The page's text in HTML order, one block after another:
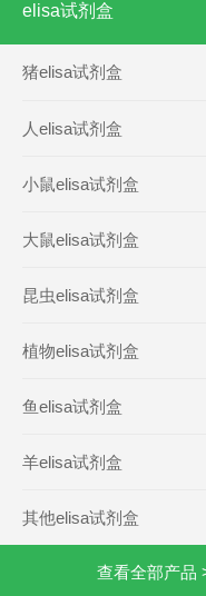
elisa试剂盒
猪elisa试剂盒
人elisa试剂盒
小鼠elisa试剂盒
大鼠elisa试剂盒
昆虫elisa试剂盒
植物elisa试剂盒
鱼elisa试剂盒
羊elisa试剂盒
其他elisa试剂盒
查看全部产品